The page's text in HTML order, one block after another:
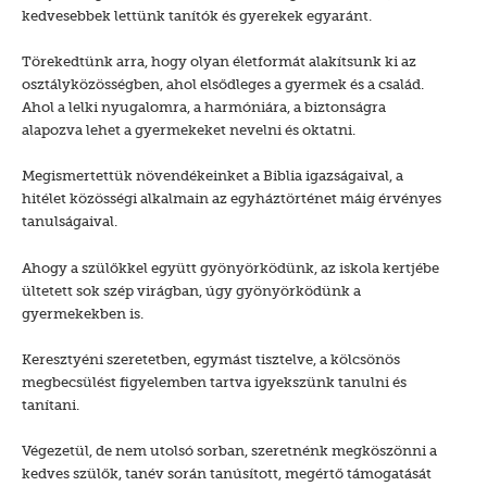
kedvesebbek lettünk tanítók és gyerekek egyaránt.
Törekedtünk arra, hogy olyan életformát alakítsunk ki az
osztályközösségben, ahol elsődleges a gyermek és a család.
Ahol a lelki nyugalomra, a harmóniára, a biztonságra
alapozva lehet a gyermekeket nevelni és oktatni.
Megismertettük növendékeinket a Biblia igazságaival, a
hitélet közösségi alkalmain az egyháztörténet máig érvényes
tanulságaival.
Ahogy a szülőkkel együtt gyönyörködünk, az iskola kertjébe
ültetett sok szép virágban, úgy gyönyörködünk a
gyermekekben is.
Keresztyéni szeretetben, egymást tisztelve, a kölcsönös
megbecsülést figyelemben tartva igyekszünk tanulni és
tanítani.
Végezetül, de nem utolsó sorban, szeretnénk megköszönni a
kedves szülők, tanév során tanúsított, megértő támogatását